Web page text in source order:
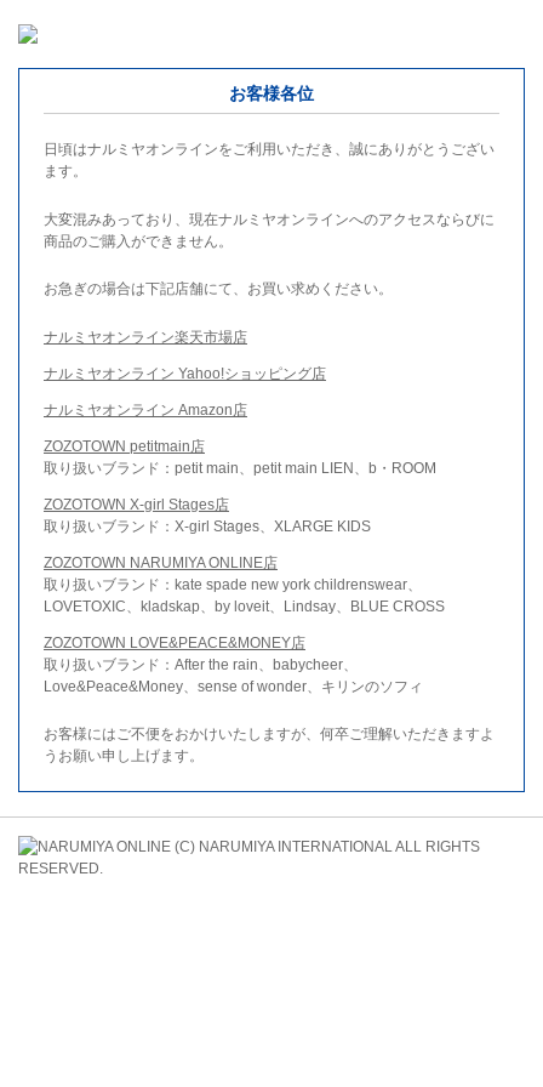
お客様各位
日頃はナルミヤオンラインをご利用いただき、誠にありがとうござい
ます。
大変混みあっており、現在ナルミヤオンラインへのアクセスならびに
商品のご購入ができません。
お急ぎの場合は下記店舗にて、お買い求めください。
ナルミヤオンライン楽天市場店
ナルミヤオンライン Yahoo!ショッピング店
ナルミヤオンライン Amazon店
ZOZOTOWN petitmain店
取り扱いブランド：petit main、petit main LIEN、b・ROOM
ZOZOTOWN X-girl Stages店
取り扱いブランド：X-girl Stages、XLARGE KIDS
ZOZOTOWN NARUMIYA ONLINE店
取り扱いブランド：kate spade new york childrenswear、
LOVETOXIC、kladskap、by loveit、Lindsay、BLUE CROSS
ZOZOTOWN LOVE&PEACE&MONEY店
取り扱いブランド：After the rain、babycheer、
Love&Peace&Money、sense of wonder、キリンのソフィ
お客様にはご不便をおかけいたしますが、何卒ご理解いただきますよ
うお願い申し上げます。